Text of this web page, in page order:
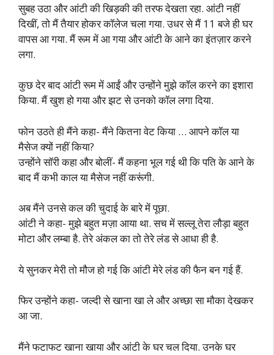
सुबह उठा और आंटी की खिड़की की तरफ देखता रहा. आंटी नहीं
दिखीं, तो मैं तैयार होकर कॉलेज चला गया. उधर से मैं 11 बजे ही घर
वापस आ गया. मैं रूम में आ गया और आंटी के आने का इंतज़ार करने
लगा.
कुछ देर बाद आंटी रूम में आईं और उन्होंने मुझे कॉल करने का इशारा
किया. मैं खुश हो गया और झट से उनको कॉल लगा दिया.
फोन उठते ही मैंने कहा- मैंने कितना वेट किया … आपने कॉल या
मैसेज क्यों नहीं किया?
उन्होंने सॉरी कहा और बोलीं- मैं कहना भूल गई थी कि पति के आने के
बाद मैं कभी काल या मैसेज नहीं करूंगी.
अब मैंने उनसे कल की चुदाई के बारे में पूछा.
आंटी ने कहा- मुझे बहुत मज़ा आया था. सच में सल्लू तेरा लौड़ा बहुत
मोटा और लम्बा है. तेरे अंकल का तो तेरे लंड से आधा ही है.
ये सुनकर मेरी तो मौज हो गई कि आंटी मेरे लंड की फैन बन गई हैं.
फिर उन्होंने कहा- जल्दी से खाना खा ले और अच्छा सा मौका देखकर
आ जा.
मैंने फटाफट खाना खाया और आंटी के घर चल दिया. उनके घर